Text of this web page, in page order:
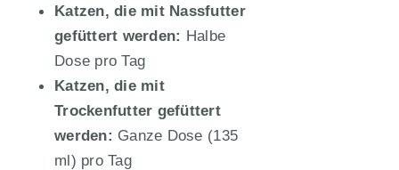
Katzen, die mit Nassfutter
gefüttert werden: Halbe
Dose pro Tag
Katzen, die mit
Trockenfutter gefüttert
werden: Ganze Dose (135
ml) pro Tag